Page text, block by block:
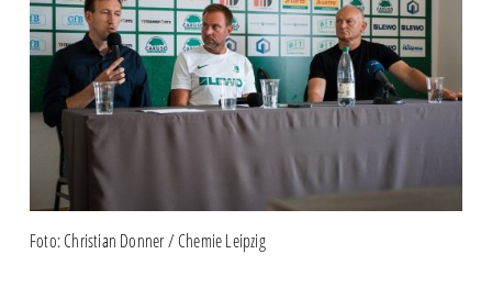
Foto: Christian Donner / Chemie Leipzig​